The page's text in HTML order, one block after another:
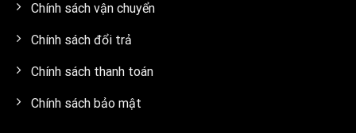
Chính sách vận chuyển
Chính sách đổi trả
Chính sách thanh toán
Chính sách bảo mật